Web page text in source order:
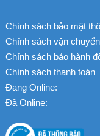
Chính sách bảo mật
Chính sách vận
Chính sách bảo hành
Chính sách thanh toán
Đang Online:
Đã Online: